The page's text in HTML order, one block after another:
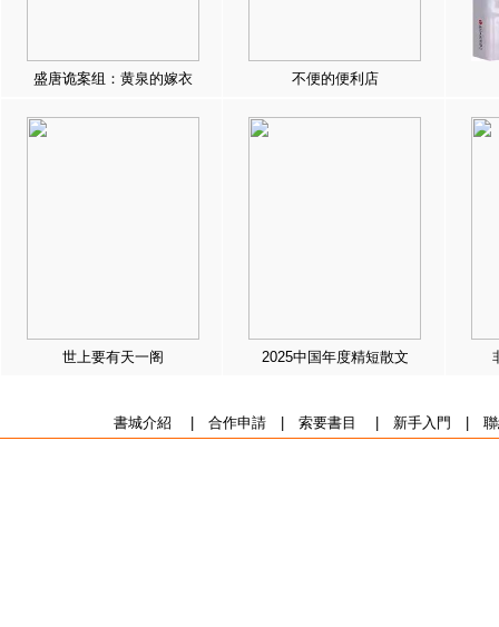
盛唐诡案组：黄泉的嫁衣 不便的便利店
世上要有天一阁 2025中国年度精短散文
書城介紹 合作申請| 索要書目 新手入門